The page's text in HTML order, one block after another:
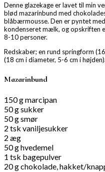
Denne glazekage er lavet til min
blød mazarinbund med
blåbærmousse. Den er pyntet
kondenseret mælk, og opskriften
8-10 personer.
Redskaber; en rund springform
(18 cm i diameter, 5-6 cm i højden).
Mazarinbund
150 g marcipan
50 g sukker
50 g smør
2 tsk vaniljesukker
2 æg
50 g hvedemel
1 tsk bagepulver
20 g chokolade, hakket/